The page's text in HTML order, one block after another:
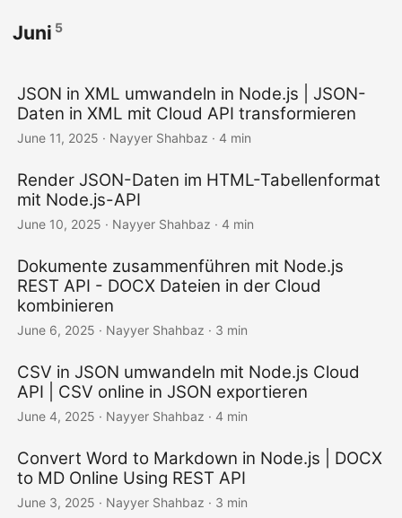
Juni 5
JSON in XML umwandeln in Node.js | JSON-
Daten in XML mit Cloud API transformieren
June 11, 2025 · Nayyer Shahbaz · 4 min
Render JSON-Daten im HTML-Tabellenformat
mit Node.js-API
June 10, 2025 · Nayyer Shahbaz · 4 min
Dokumente zusammenführen mit Node.js
REST API - DOCX Dateien in der Cloud
kombinieren
June 6, 2025 · Nayyer Shahbaz · 3 min
CSV in JSON umwandeln mit Node.js Cloud
API | CSV online in JSON exportieren
June 4, 2025 · Nayyer Shahbaz · 4 min
Convert Word to Markdown in Node.js | DOCX
to MD Online Using REST API
June 3, 2025 · Nayyer Shahbaz · 3 min